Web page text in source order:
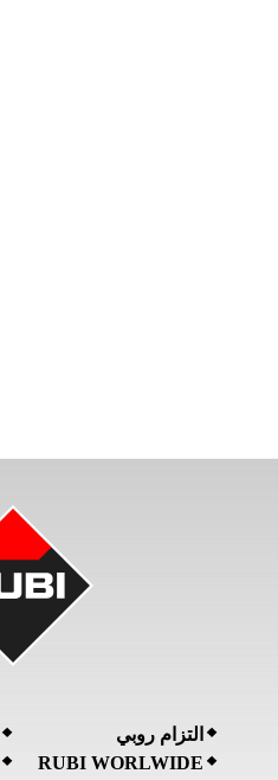
التزام روبي
RUBI WORLWIDE